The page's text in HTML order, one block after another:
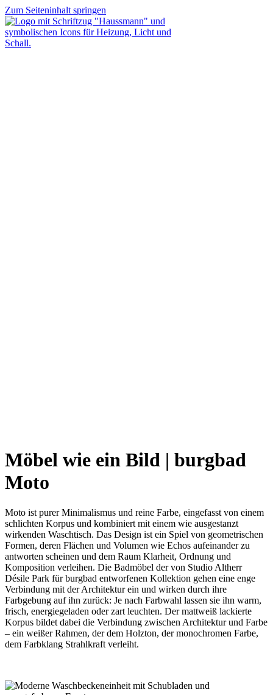
Zum Seiteninhalt springen
Möbel wie ein Bild | burgbad
Moto
Moto ist purer Minimalismus und reine Farbe, eingefasst von einem
schlichten Korpus und kombiniert mit einem wie ausgestanzt
wirkenden Waschtisch. Das Design ist ein Spiel von geometrischen
Formen, deren Flächen und Volumen wie Echos aufeinander zu
antworten scheinen und dem Raum Klarheit, Ordnung und
Komposition verleihen. Die Badmöbel der von Studio Altherr
Désile Park für burgbad entworfenen Kollektion gehen eine enge
Verbindung mit der Architektur ein und wirken durch ihre
Farbgebung auf ihn zurück: Je nach Farbwahl lassen sie ihn warm,
frisch, energiegeladen oder zart leuchten. Der mattweiß lackierte
Korpus bildet dabei die Verbindung zwischen Architektur und Farbe
– ein weißer Rahmen, der dem Holzton, der monochromen Farbe,
dem Farbklang Strahlkraft verleiht.